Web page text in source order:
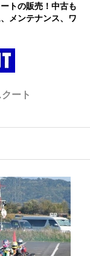
トの販売！中古も
メンテナンス、ワ
ト
ート